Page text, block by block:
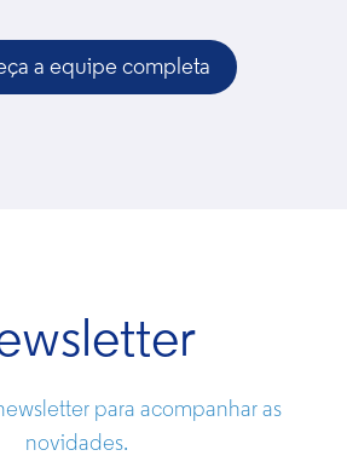
Schmitt Dreger
a equipe completa
para acompanhar as
novidades.